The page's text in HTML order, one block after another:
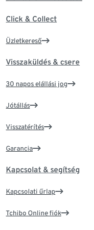
Click & Collect
Üzletkereső
Visszaküldés & csere
30 napos elállási jog
Jótállás
Visszatérítés
Garancia
Kapcsolat & segítség
Kapcsolati űrlap
Tchibo Online fiók